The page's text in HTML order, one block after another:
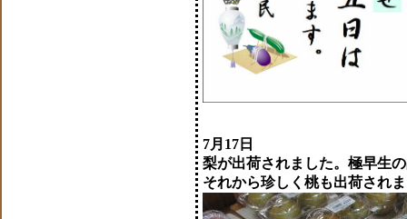
7月17日
梨が出荷されました。極早生
それから珍しく桃も出荷され